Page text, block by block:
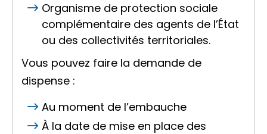
Organisme de protection sociale
complémentaire des agents de l’État
ou des collectivités territoriales.
Vous pouvez faire la demande de
dispense :
Au moment de l’embauche
À la date de mise en place des